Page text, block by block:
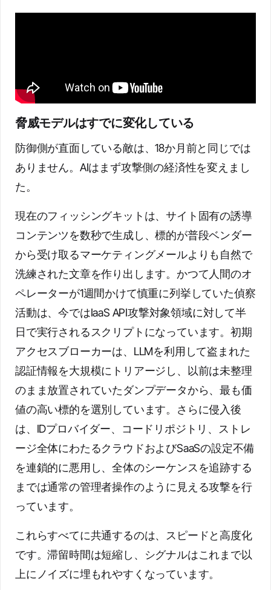
脅威モデルはすでに変化している
防御側が直面している敵は、18か月前と同じでは
ありません。AIはまず攻撃側の経済性を変えまし
た。
現在のフィッシングキットは、サイト固有の誘導
コンテンツを数秒で生成し、標的が普段ベンダー
から受け取るマーケティングメールよりも自然で
洗練された文章を作り出します。かつて人間のオ
ペレーターが1週間かけて慎重に列挙していた偵察
活動は、今ではIaaS API攻撃対象領域に対して半
日で実行されるスクリプトになっています。初期
アクセスブローカーは、LLMを利用して盗まれた
認証情報を大規模にトリアージし、以前は未整理
のまま放置されていたダンプデータから、最も価
値の高い標的を選別しています。さらに侵入後
は、IDプロバイダー、コードリポジトリ、ストレ
ージ全体にわたるクラウドおよびSaaSの設定不備
を連鎖的に悪用し、全体のシーケンスを追跡する
までは通常の管理者操作のように見える攻撃を行
っています。
これらすべてに共通するのは、スピードと高度化
です。滞留時間は短縮し、シグナルはこれまで以
上にノイズに埋もれやすくなっています。